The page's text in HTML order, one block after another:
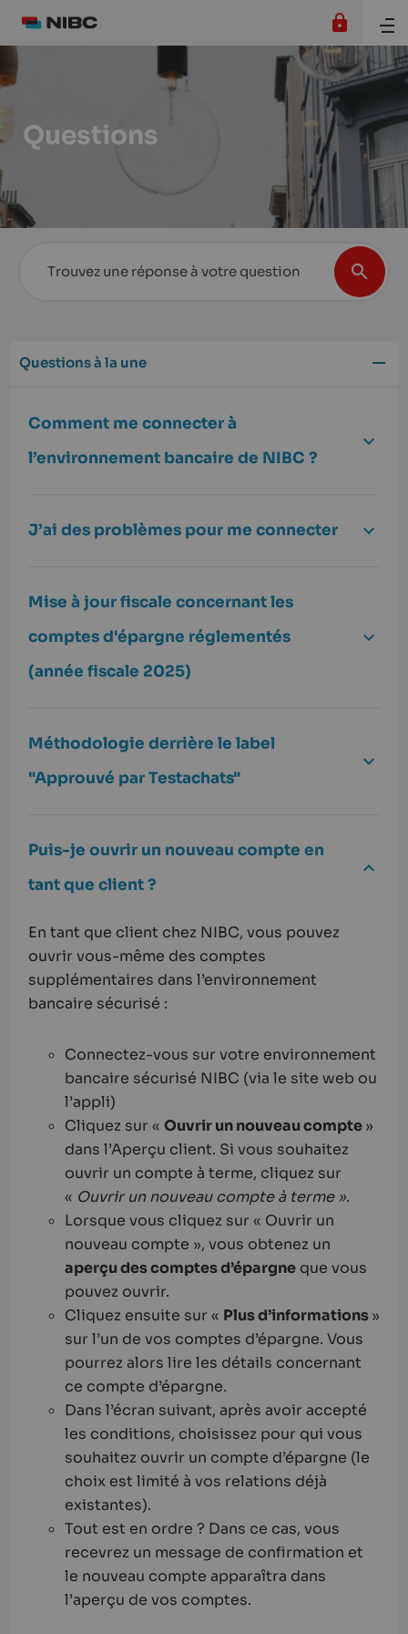
Questions
Questions à la une
Comment me connecter à
l’environnement bancaire de NIBC ?
J’ai des problèmes pour me connecter
Mise à jour fiscale concernant les
comptes d'épargne réglementés
(année fiscale 2025)
Méthodologie derrière le label
"Approuvé par Testachats"
Puis-je ouvrir un nouveau compte en
tant que client ?
En tant que client chez NIBC, vous pouvez
ouvrir vous-même des comptes
supplémentaires dans l’environnement
bancaire sécurisé :
Connectez-vous sur votre environnement
bancaire sécurisé NIBC (via le site web ou
l’appli)
Cliquez sur « Ouvrir un nouveau compte»
dans l’Aperçu client. Si vous souhaitez
ouvrir un compte à terme, cliquez sur
« Ouvrir un nouveau compte à terme ».
Lorsque vous cliquez sur « Ouvrir un
nouveau compte », vous obtenez un
aperçu des comptes d’épargneque vous
pouvez ouvrir.
Cliquez ensuite sur « Plus d’informations»
sur l’un de vos comptes d’épargne. Vous
pourrez alors lire les détails concernant
ce compte d’épargne.
Dans l’écran suivant, après avoir accepté
les conditions, choisissez pour qui vous
souhaitez ouvrir un compte d’épargne (le
choix est limité à vos relations déjà
existantes).
Tout est en ordre ? Dans ce cas, vous
recevrez un message de confirmation et
le nouveau compte apparaîtra dans
l’aperçu de vos comptes.